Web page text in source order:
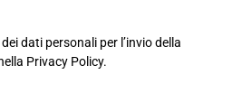
dati personali per l’invio della
Privacy Policy.